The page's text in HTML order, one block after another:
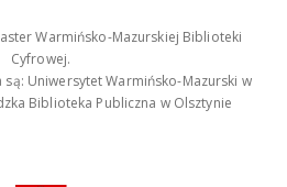
Warmińsko-Mazurskiej Biblioteki
Cyfrowej.
są: Uniwersytet Warmińsko-Mazurski w
Biblioteka Publiczna w Olsztynie